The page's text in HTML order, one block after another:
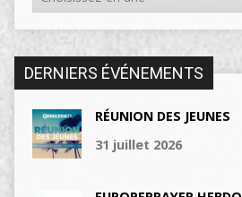
DERNIERS ÉVÉNEMENTS
RÉUNION DES JEUNES
31 juillet 2026